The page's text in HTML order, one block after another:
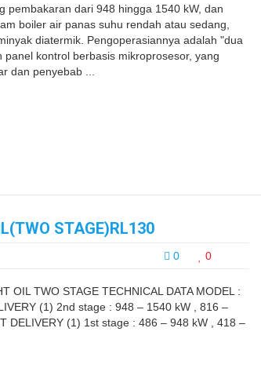
pembakaran dari 948 hingga 1540 kW, dan
boiler air panas suhu rendah atau sedang,
diatermik. Pengoperasiannya adalah "dua
kontrol berbasis mikroprosesor, yang
dan penyebab ...
STAGE)RL130
0 0
OIL TWO STAGE TECHNICAL DATA MODEL :
(1) 2nd stage : 948 – 1540 kW , 816 –
DELIVERY (1) 1st stage : 486 – 948 kW , 418 –